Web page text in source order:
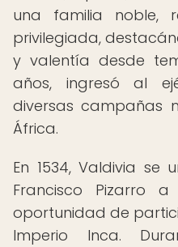
una familia noble,
privilegiada,
y valentía desde
años, ingresó al
diversas campañas
África.
En 1534, Valdivia se
Francisco Pizarro
oportunidad de
Imperio Inca.